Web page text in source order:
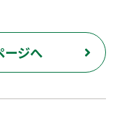
ージへ